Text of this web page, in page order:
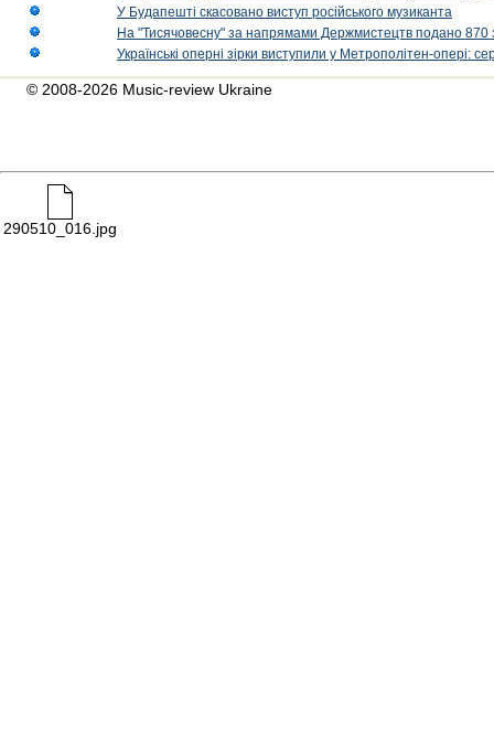
У Будапешті скасовано виступ російського музиканта
На "Тисячовесну" за напрямами Держмистецтв подано 870
Українські оперні зірки виступили у Метрополітен-опері:
© 2008-2026 Music-review Ukraine
290510_016.jpg